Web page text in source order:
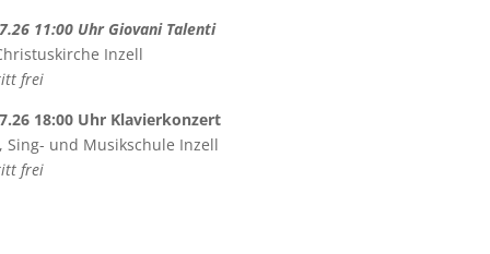
11:00 Uhr Giovani Talenti
Inzell
frei
18:00 Uhr Klavierkonzert
Sing- und Musikschule Inzell
frei